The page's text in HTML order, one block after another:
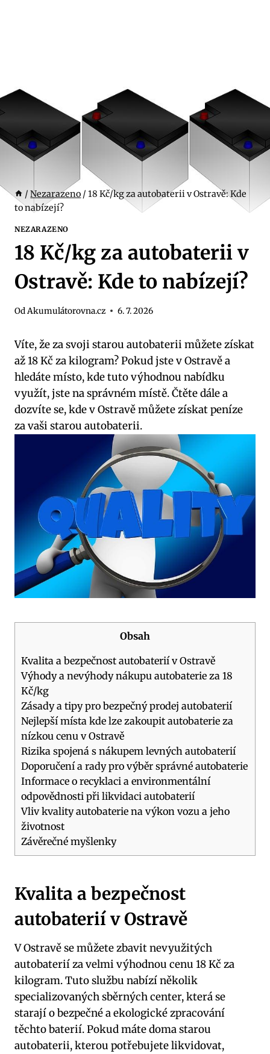
/ Nezarazeno / 18 Kč/kg za autobaterii v Ostravě: Kde
to nabízejí?
NEZARAZENO
18 Kč/kg za autobaterii v
Ostravě: Kde to nabízejí?
OdAkumulátorovna.cz 6. 7. 2026
Víte, že za svoji starou autobaterii můžete získat
až 18 Kč za kilogram? Pokud jste v Ostravě a
hledáte místo, kde tuto výhodnou nabídku
využít, jste na správném místě. Čtěte dále a
dozvíte se, kde v Ostravě můžete získat peníze
za vaši starou autobaterii.
Obsah
Kvalita a bezpečnost autobaterií v Ostravě
Výhody a nevýhody nákupu autobaterie za 18
Kč/kg
Zásady a tipy pro bezpečný prodej autobaterií
Nejlepší místa kde lze zakoupit autobaterie za
nízkou cenu v Ostravě
Rizika spojená s nákupem levných autobaterií
Doporučení a rady pro výběr správné autobaterie
Informace o recyklaci a environmentální
odpovědnosti při likvidaci autobaterií
Vliv kvality autobaterie na výkon vozu a jeho
životnost
Závěrečné myšlenky
Kvalita a bezpečnost
autobaterií v Ostravě
V Ostravě se můžete zbavit nevyužitých
autobaterií za velmi výhodnou cenu 18 Kč za
kilogram. Tuto službu nabízí několik
specializovaných sběrných center, která se
starají o bezpečné a ekologické zpracování
těchto baterií. Pokud máte doma starou
autobaterii, kterou potřebujete likvidovat,